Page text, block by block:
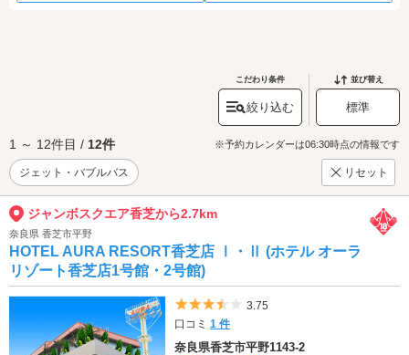
こだわり条件
絞り込む
並び替え
標準
1 ～ 12件目 / 12件 ※予約カレンダーは06:30時点の情報です
ジェット・バブルバス リセット
ジャンボスクエア香芝から2.7km
奈良県 香芝市平野
HOTEL AURA RESORT香芝店 Ⅰ・Ⅱ (ホテル オーラ
リゾート香芝店1号館・2号館)
5つ星のうち3.5
3.75
口コミ1 件
奈良県香芝市平野1143-2